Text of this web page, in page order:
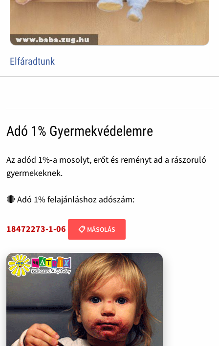
Elfáradtunk
Adó 1% Gyermekvédelemre
Az adód 1%-a mosolyt, erőt és reményt ad a rászoruló
gyermekeknek.
🔴 Adó 1% felajánláshoz adószám:
18472273-1-06 📋 MÁSOLÁS